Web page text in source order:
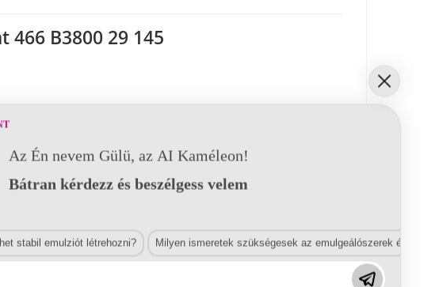
466 B3800 29 145
Az Én nevem Gülü, az AI Kaméleon!
Bátran kérdezz és beszélgess velem
stabil emulziót létrehozni? Milyen ismeretek szükségesek az emulgeálószerek és